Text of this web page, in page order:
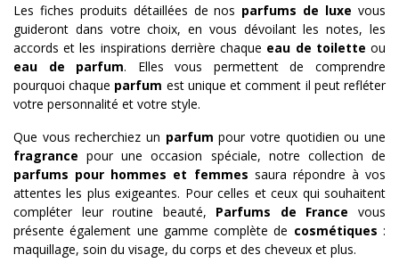
Les fiches produits détaillées de nos parfums de luxe vous
guideront dans votre choix, en vous dévoilant les notes, les
accords et les inspirations derrière chaque eau de toilette ou
eau de parfum. Elles vous permettent de comprendre
pourquoi chaque parfum est unique et comment il peut refléter
votre personnalité et votre style.
Que vous recherchiez un parfum pour votre quotidien ou une
fragrance pour une occasion spéciale, notre collection de
parfums pour hommes et femmes saura répondre à vos
attentes les plus exigeantes. Pour celles et ceux qui souhaitent
compléter leur routine beauté, Parfums de France vous
présente également une gamme complète de cosmétiques :
maquillage, soin du visage, du corps et des cheveux et plus.